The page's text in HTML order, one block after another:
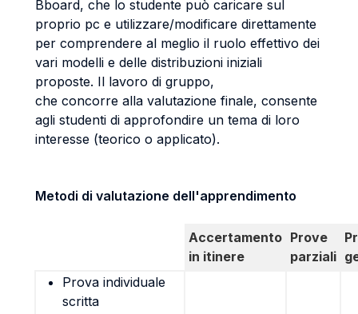
Bboard, che lo studente può caricare sul
proprio pc e utilizzare/modificare direttamente
per comprendere al meglio il ruolo effettivo dei
vari modelli e delle distribuzioni iniziali
proposte. Il lavoro di gruppo,
che concorre alla valutazione finale, consente
agli studenti di approfondire un tema di loro
interesse (teorico o applicato).
Metodi di valutazione dell'apprendimento
Accertamento
in itinere
Prove
parziali
Prova individuale
scritta